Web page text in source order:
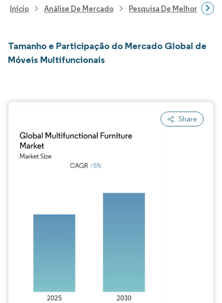
Início Análise De Mercado Pesquisa De Melhorias
Tamanho e Participação do Mercado Global de
Móveis Multifuncionais
Share